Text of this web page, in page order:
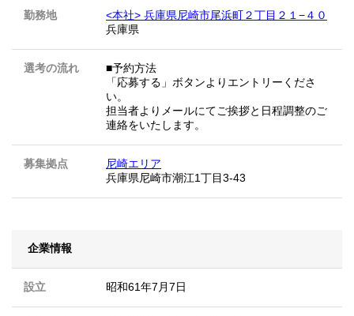
勤務地
<本社> 兵庫県尼崎市尾浜町２丁目２１−４０
兵庫県
選考の流れ
■予約方法
「応募する」ボタンよりエントリーくださ
い。
担当者よりメールにてご挨拶と日程調整のご
連絡をいたします。
募集拠点
尼崎エリア
兵庫県尼崎市潮江1丁目3-43
企業情報
設立 昭和61年7月7日